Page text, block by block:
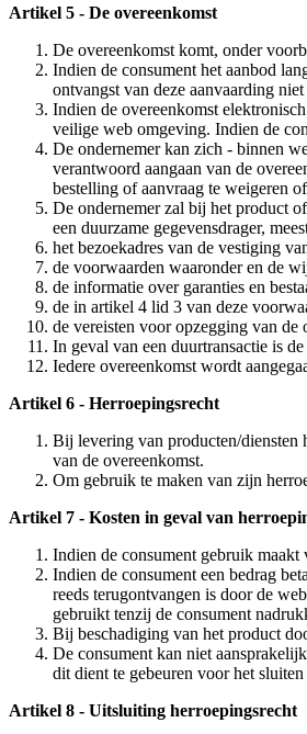
Artikel 5 - De overeenkomst
De overeenkomst komt, onder
Indien de consument het aanbod
ontvangst van deze aanvaarding
Indien de overeenkomst
veilige web omgeving. Indien de
De ondernemer kan zich - binnen
verantwoord aangaan van de
bestelling of aanvraag te weigeren
De ondernemer zal bij het product
een duurzame gegevensdrager,
het bezoekadres van de vestiging
de voorwaarden waaronder en de
de informatie over garanties en
de in artikel 4 lid 3 van deze
de vereisten voor opzegging van de
In geval van een duurtransactie is
Iedere overeenkomst wordt
Artikel 6 - Herroepingsrecht
Bij levering van producten/diensten
van de overeenkomst.
Om gebruik te maken van zijn
Artikel 7 - Kosten in geval van
Indien de consument gebruik
Indien de consument een bedrag
reeds terugontvangen is door de
gebruikt tenzij de consument
Bij beschadiging van het product
De consument kan niet
dit dient te gebeuren voor het
Artikel 8 - Uitsluiting herroepingsrecht